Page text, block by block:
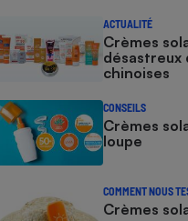
ACTUALITÉ
Crèmes
désastreux
chinoises
CONSEILS
Crèmes
loupe
COMMENT NOUS
Crèmes